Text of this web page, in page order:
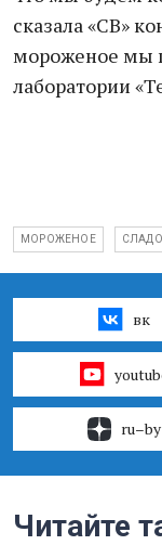
сказала «СВ»
мороженое мы
лаборатории
МОРОЖЕНОЕ
вк
ru–by
Читайте